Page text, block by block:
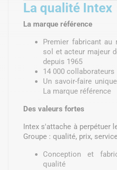
La qualité Intex
La marque référence
Premier fabricant au
sol et acteur majeur
depuis 1965
14 000 collaborateurs
Un savoir-faire
La marque référence
Des valeurs fortes
Intex s'attache à perpétuer
Groupe : qualité, prix,
Conception et
qualité